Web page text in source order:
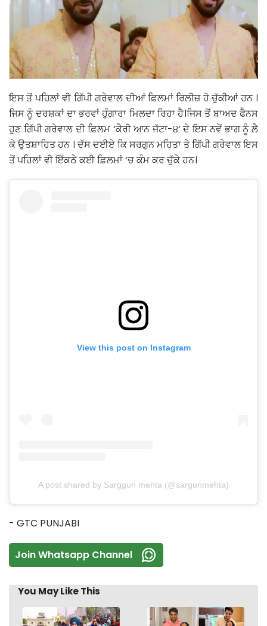
ਇਸ ਤੋਂ ਪਹਿਲਾਂ ਵੀ ਗਿੱਪੀ ਗਰੇਵਾਲ ਦੀਆਂ ਫ਼ਿਲਮਾਂ ਰਿਲੀਜ਼ ਹੋ ਚੁੱਕੀਆਂ ਹਨ ।
ਜਿਸ ਨੂੰ ਦਰਸ਼ਕਾਂ ਦਾ ਭਰਵਾਂ ਹੁੰਗਾਰਾ ਮਿਲਦਾ ਰਿਹਾ ਹੈ।ਜਿਸ ਤੋਂ ਬਾਅਦ ਫੈਨਸ
ਹੁਣ ਗਿੱਪੀ ਗਰੇਵਾਲ ਦੀ ਫ਼ਿਲਮ ‘ਕੈਰੀ ਆਨ ਜੱਟਾ-੪’ ਦੇ ਇਸ ਨਵੇਂ ਭਾਗ ਨੂੰ ਲੈ
ਕੇ ਉਤਸ਼ਾਹਿਤ ਹਨ । ਦੱਸ ਦਈਏ ਕਿ ਸਰਗੁਨ ਮਹਿਤਾ ਤੇ ਗਿੱਪੀ ਗਰੇਵਾਲ ਇਸ
ਤੋਂ ਪਹਿਲਾਂ ਵੀ ਇੱਕਠੇ ਕਈ ਫ਼ਿਲਮਾਂ ‘ਚ ਕੰਮ ਕਰ ਚੁੱਕੇ ਹਨ।
View this post on Instagram
A post shared by Sarggun mehta (@sargunmehta)
- GTC PUNJABI
Join Whatsapp Channel
You May Like This